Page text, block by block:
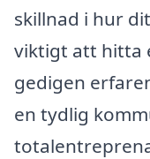
skillnad i hur
viktigt att hitta
gedigen
en tydlig